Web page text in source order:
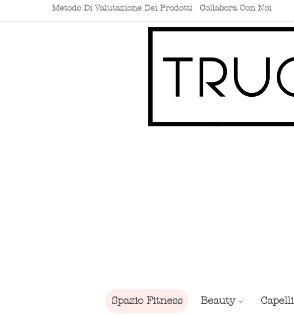
Metodo Di Valutazione Dei Prodotti Collabora Con Noi
Spazio Fitness Beauty Capelli